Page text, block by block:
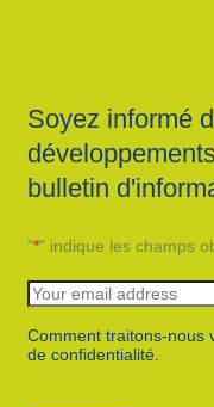
Soyez informé
bulletin
"*" indique les champs
Comment traitons-nous
de confidentialité.